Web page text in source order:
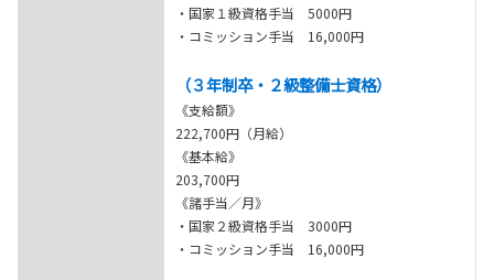
・国家１級資格手当 5000円
・コミッション手当 16,000円
（３年制卒・２級整備士資格）
《支給額》
222,700円（月給）
《基本給》
203,700円
《諸手当／月》
・国家２級資格手当 3000円
・コミッション手当 16,000円